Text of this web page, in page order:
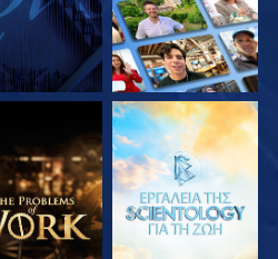
ΤΗ
ΕΞΕΡΕΥΝΗΣΤΕ ΤΗ
ΣΕΙΡΑ